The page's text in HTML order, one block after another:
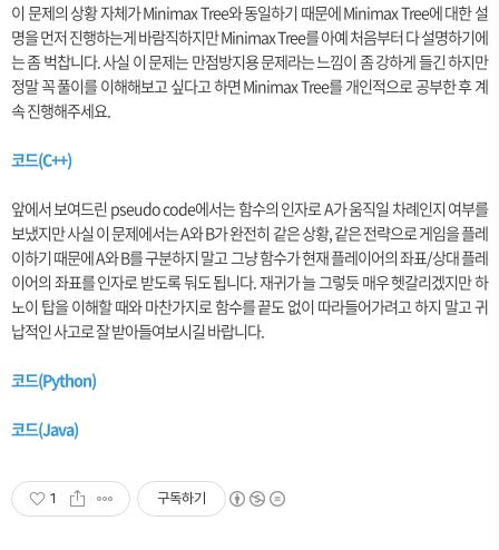
이 문제의 상황 자체가 Minimax Tree와 동일하기 때문에 Minimax Tree에 대한 설
명을 먼저 진행하는게 바람직하지만 Minimax Tree를 아예 처음부터 다 설명하기에
는 좀 벅찹니다. 사실 이 문제는 만점방지용 문제라는 느낌이 좀 강하게 들긴 하지만
정말 꼭 풀이를 이해해보고 싶다고 하면 Minimax Tree를 개인적으로 공부한 후 계
속 진행해주세요.
코드(C++)
앞에서 보여드린 pseudo code에서는 함수의 인자로 A가 움직일 차례인지 여부를
보냈지만 사실 이 문제에서는 A와 B가 완전히 같은 상황, 같은 전략으로 게임을 플레
이하기 때문에 A와 B를 구분하지 말고 그냥 함수가 현재 플레이어의 좌표/상대 플레
이어의 좌표를 인자로 받도록 둬도 됩니다. 재귀가 늘 그렇듯 매우 헷갈리겠지만 하
노이 탑을 이해할 때와 마찬가지로 함수를 끝도 없이 따라들어가려고 하지 말고 귀
납적인 사고로 잘 받아들여보시길 바랍니다.
코드(Python)
코드(Java)
1 구독하기